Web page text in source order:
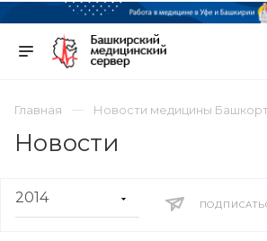
Главная Новости медицины
Новости